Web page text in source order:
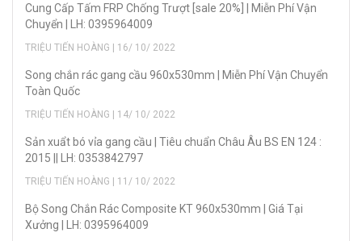
Cung Cấp Tấm FRP Chống Trượt [sale 20%] | Miễn Phí Vận
Chuyển | LH: 0395964009
TRIỆU TIẾN HOÀNG | 16/ 10/ 2022
Song chắn rác gang cầu 960x530mm | Miễn Phí Vận Chuyển
Toàn Quốc
TRIỆU TIẾN HOÀNG | 14/ 10/ 2022
Sản xuẩt bó vỉa gang cầu | Tiêu chuẩn Châu Âu BS EN 124 :
2015 || LH: 0353842797
TRIỆU TIẾN HOÀNG | 11/ 10/ 2022
Bộ Song Chắn Rác Composite KT 960x530mm | Giá Tại
Xưởng | LH: 0395964009